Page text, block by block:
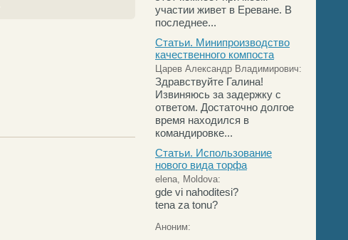
участии живет в Ереване. В
последнее...
Статьи. Минипроизводство
качественного компоста
Царев Александр Владимирович:
Здравствуйте Галина!
Извиняюсь за задержку с
ответом. Достаточно долгое
время находился в
командировке...
Статьи. Использование
нового вида торфа
elena, Moldova:
gde vi nahoditesi?
tena za tonu?
Аноним: